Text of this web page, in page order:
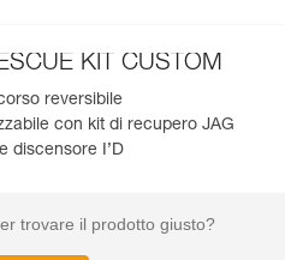
KIT CUSTOM
reversibile
con kit di recupero JAG
discensore I’D
trovare il prodotto giusto?